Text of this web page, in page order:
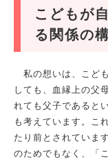
こどもが
る関係の
私の想いは、こど
しても、血縁上の父
れても父子であると
も考えています。こ
たり前とされていま
のためでもなく、「